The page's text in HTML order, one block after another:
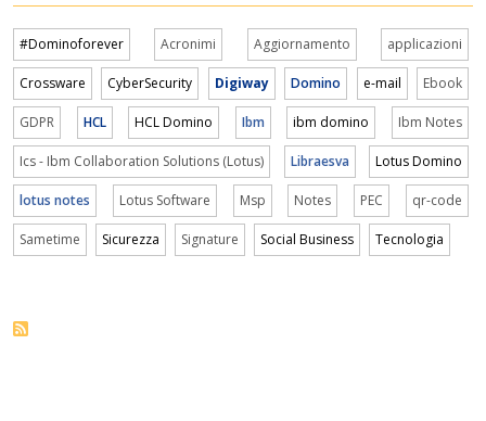
#Dominoforever Acronimi Aggiornamento applicazioni
Crossware CyberSecurity Digiway Domino e-mail Ebook
GDPR HCL HCL Domino Ibm ibm domino Ibm Notes
Ics - Ibm Collaboration Solutions (Lotus) Libraesva Lotus Domino
lotus notes Lotus Software Msp Notes PEC qr-code
Sametime Sicurezza Signature Social Business Tecnologia